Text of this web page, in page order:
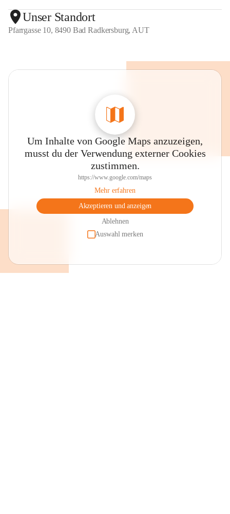
Unser Standort
Pfarrgasse 10, 8490 Bad Radkersburg, AUT
Um Inhalte von Google Maps anzuzeigen,
musst du der Verwendung externer Cookies
zustimmen.
https://www.google.com/maps
Mehr erfahren
Akzeptieren und anzeigen
Ablehnen
Auswahl merken